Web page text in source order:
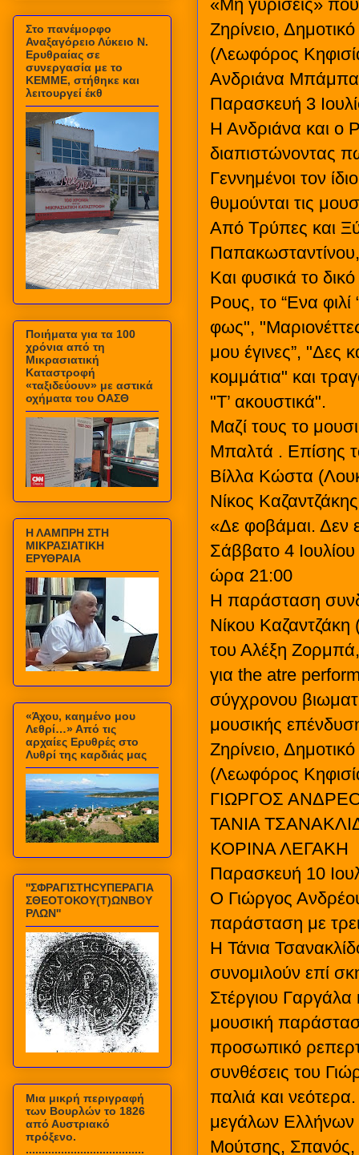
«Μη γυρίσεις»
Ζηρίνειο,
(Λεωφόρος
Ανδριάνα
Παρασκευή 3
Η Ανδριάνα και ο
διαπιστώνοντας
Γεννημένοι τον
θυμούνται τις
Από Τρύπες και
Και φυσικά το
Ρους, το “Ενα
φως",
μου έγινες”, "Δες
κομμάτια" και
"Τ’ ακουστικά".
Μαζί τους το
Μπαλτά . Επίσης
Βίλλα Κώστα
Νίκος Καζαντζάκης
«Δε φοβάμαι. Δεν
Σάββατο 4 Ιουλίου
ώρα 21:00
Η παράσταση
Νίκου Καζαντζάκη
του Αλέξη Ζορμπά,
για the atre
σύγχρονου
μουσικής
Ζηρίνειο,
(Λεωφόρος
ΓΙΩΡΓΟΣ
ΤΑΝΙΑ
ΚΟΡΙΝΑ ΛΕΓΑΚΗ
Παρασκευή 10
Ο Γιώργος
παράσταση με
Η Τάνια
συνομιλούν επί
Στέργιου
μουσική
προσωπικό
συνθέσεις του
παλιά και
μεγάλων Ελλήνων
Μούτσης, Σπανός,
Στο πανέμορφο
Αναξαγόρειο Λύκειο Ν.
Ερυθραίας σε
συνεργασία με το
ΚΕΜΜΕ, στήθηκε και
λειτουργεί έκθ
Ποιήματα για τα 100
χρόνια από τη
Μικρασιατική
Καταστροφή
«ταξιδεύουν» με αστικά
οχήματα του ΟΑΣΘ
Η ΛΑΜΠΡΗ ΣΤΗ
ΜΙΚΡΑΣΙΑΤΙΚΗ
ΕΡΥΘΡΑΙΑ
«Άχου, καημένο μου
Λεθρί…» Από τις
αρχαίες Ερυθρές στο
Λυθρί της καρδιάς μας
''ΣΦΡΑΓΙΣΤΗCΥΠΕΡΑΓΙΑ
ΣΘΕΟΤΟΚΟΥ(Τ)ΩΝΒΟΥ
ΡΛΩΝ''
Mια μικρή περιγραφή
των Βουρλών το 1826
από Αυστριακό
πρόξενο.
.....................................